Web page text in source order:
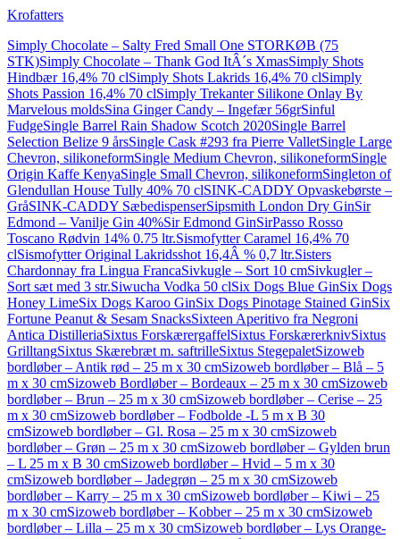
Krofatters
Simply Chocolate – Salty Fred Small One STORKØB (75
STK)Simply Chocolate – Thank God ItÂ´s XmasSimply Shots
Hindbær 16,4% 70 clSimply Shots Lakrids 16,4% 70 clSimply
Shots Passion 16,4% 70 clSimply Trekanter Silikone Onlay By
Marvelous moldsSina Ginger Candy – Ingefær 56grSinful
FudgeSingle Barrel Rain Shadow Scotch 2020Single Barrel
Selection Belize 9 årsSingle Cask #293 fra Pierre ValletSingle Large
Chevron, silikoneformSingle Medium Chevron, silikoneformSingle
Origin Kaffe KenyaSingle Small Chevron, silikoneformSingleton of
Glendullan House Tully 40% 70 clSINK-CADDY Opvaskebørste –
GråSINK-CADDY SæbedispenserSipsmith London Dry GinSir
Edmond – Vanilje Gin 40%Sir Edmond GinSirPasso Rosso
Toscano Rødvin 14% 0.75 ltr.Sismofytter Caramel 16,4% 70
clSismofytter Original Lakridsshot 16,4Â % 0,7 ltr.Sisters
Chardonnay fra Lingua FrancaSivkugle – Sort 10 cmSivkugler –
Sort sæt med 3 str.Siwucha Vodka 50 clSix Dogs Blue GinSix Dogs
Honey LimeSix Dogs Karoo GinSix Dogs Pinotage Stained GinSix
Fortune Peanut & Sesam SnacksSixteen Aperitivo fra Negroni
Antica DistilleriaSixtus ForskærergaffelSixtus ForskærerknivSixtus
GrilltangSixtus Skærebræt m. saftrilleSixtus StegepaletSizoweb
bordløber – Antik rød – 25 m x 30 cmSizoweb bordløber – Blå – 5
m x 30 cmSizoweb Bordløber – Bordeaux – 25 m x 30 cmSizoweb
bordløber – Brun – 25 m x 30 cmSizoweb bordløber – Cerise – 25
m x 30 cmSizoweb bordløber – Fodbolde -L 5 m x B 30
cmSizoweb bordløber – Gl. Rosa – 25 m x 30 cmSizoweb
bordløber – Grøn – 25 m x 30 cmSizoweb bordløber – Gylden brun
– L 25 m x B 30 cmSizoweb bordløber – Hvid – 5 m x 30
cmSizoweb bordløber – Jadegrøn – 25 m x 30 cmSizoweb
bordløber – Karry – 25 m x 30 cmSizoweb bordløber – Kiwi – 25
m x 30 cmSizoweb bordløber – Kobber – 25 m x 30 cmSizoweb
bordløber – Lilla – 25 m x 30 cmSizoweb bordløber – Lys Orange-